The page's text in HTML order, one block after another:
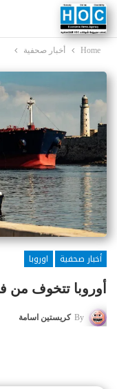
Home أخبار صحفية
أخبار صحفية
اوروبا
أوروبا تتخوف من
By كريستين اسامة